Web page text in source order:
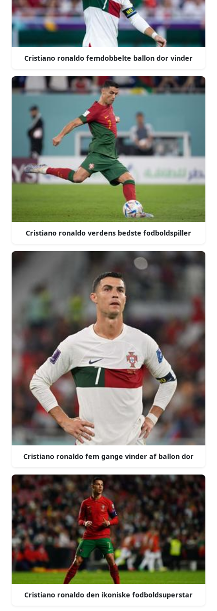
Cristiano ronaldo femdobbelte ballon dor vinder
Cristiano ronaldo verdens bedste fodboldspiller
Cristiano ronaldo fem gange vinder af ballon dor
Cristiano ronaldo den ikoniske fodboldsuperstar